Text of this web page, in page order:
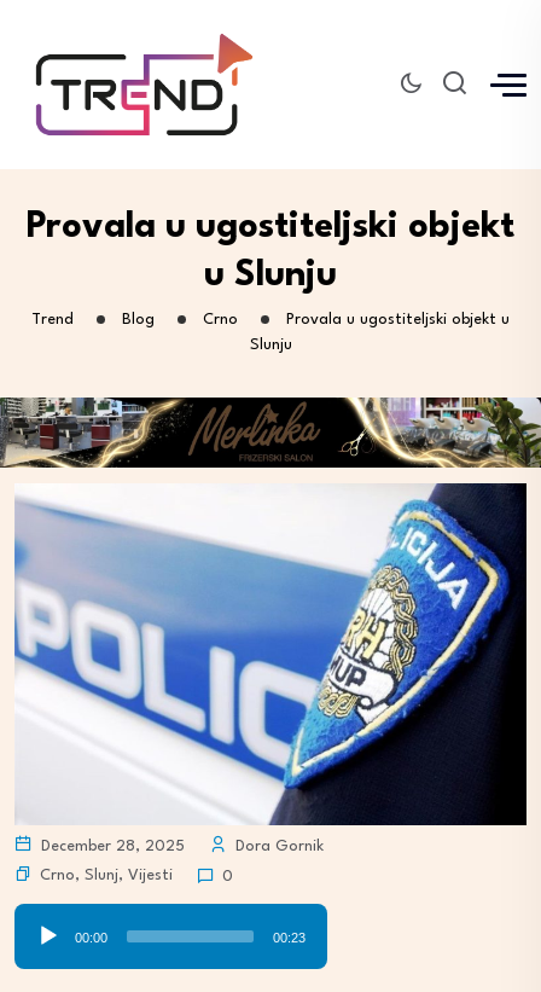
Provala u ugostiteljski objekt
u Slunju
Trend Blog Crno
Provala u ugostiteljski objekt u
Slunju
December 28, 2025
Dora Gornik
Crno, Slunj, Vijesti 0
Audio
Player
00:00 00:23